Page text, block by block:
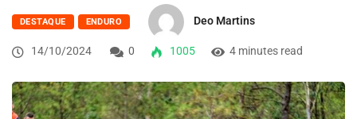
DESTAQUE ENDURO Deo Martins
14/10/2024 0 1005 4 minutes read